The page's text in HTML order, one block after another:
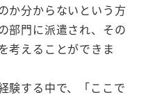
か分からないという方
部門に派遣され、その
考えることができま
験する中で、「ここで